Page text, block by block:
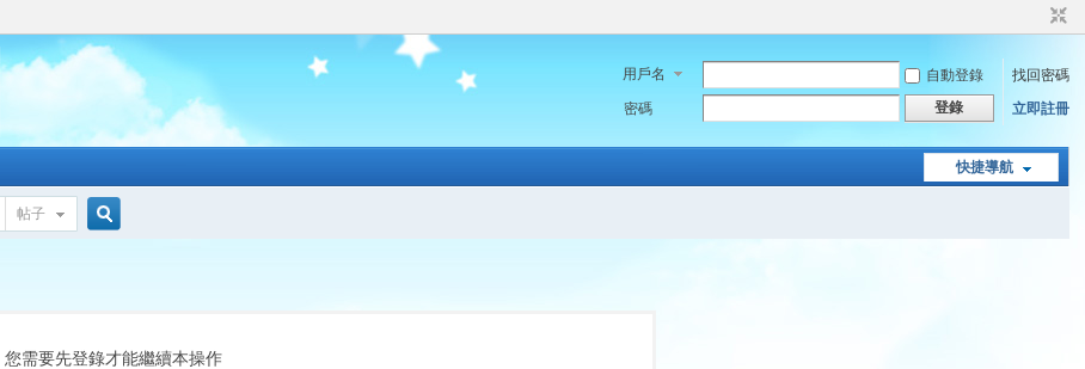
用戶名 自動登錄
找回密碼
密碼
登錄 立即註冊
快捷導航
帖子
索
您需要先登錄才能繼續本操作